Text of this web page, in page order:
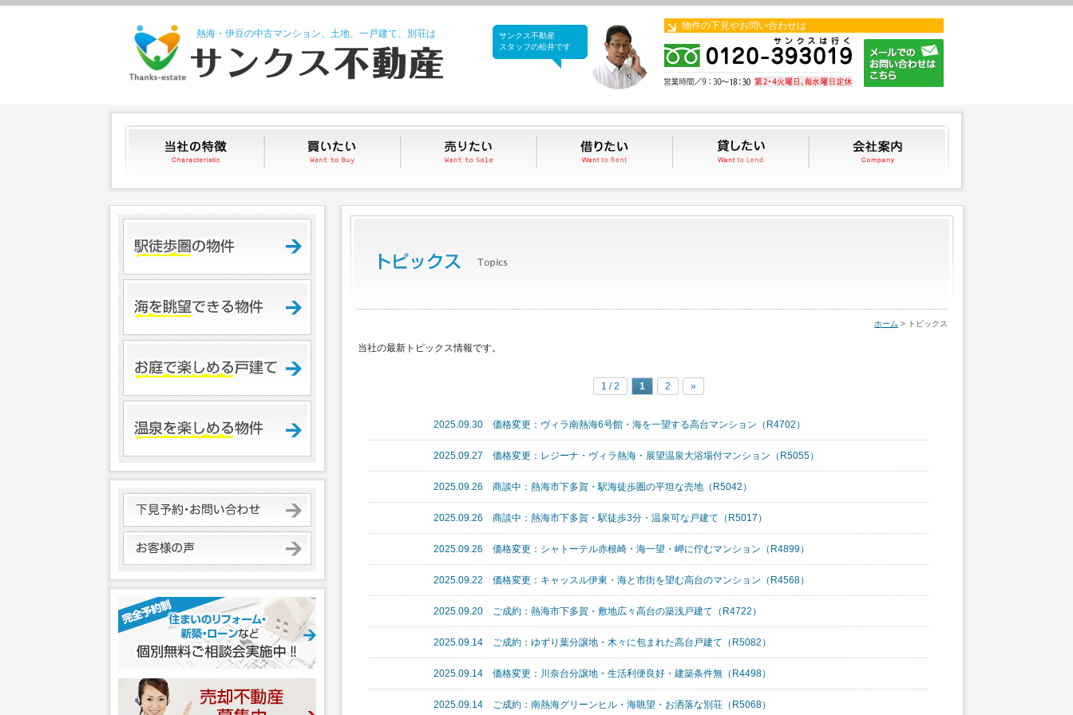
熱海・伊豆の中古マンション、土地、一戸建て、別荘は
サンクス不動産
サンクス不動産
スタッフの松井です
物件の下見やお問い合わせは
当社の特徴 買いたい 売りたい 借りたい 貸したい
ホーム > トピックス
当社の最新トピックス情報です。
1 / 2 1 2 »
2025.09.30 価格変更：ヴィラ南熱海6号館・海を一望する高台マンション（R4702）
2025.09.27 価格変更：レジーナ・ヴィラ熱海・展望温泉大浴場付マンション（R5055）
2025.09.26 商談中：熱海市下多賀・駅海徒歩圏の平坦な売地（R5042）
2025.09.26 商談中：熱海市下多賀・駅徒歩3分・温泉可な戸建て（R5017）
2025.09.26 価格変更：シャトーテル赤根崎・海一望・岬に佇むマンション（R4899）
2025.09.22 価格変更：キャッスル伊東・海と市街を望む高台のマンション（R4568）
2025.09.20 ご成約：熱海市下多賀・敷地広々高台の築浅戸建て（R4722）
2025.09.14 ご成約：ゆずり葉分譲地・木々に包まれた高台戸建て（R5082）
2025.09.14 価格変更：川奈台分譲地・生活利便良好・建築条件無（R4498）
2025.09.14 ご成約：南熱海グリーンヒル・海眺望・お洒落な別荘（R5068）